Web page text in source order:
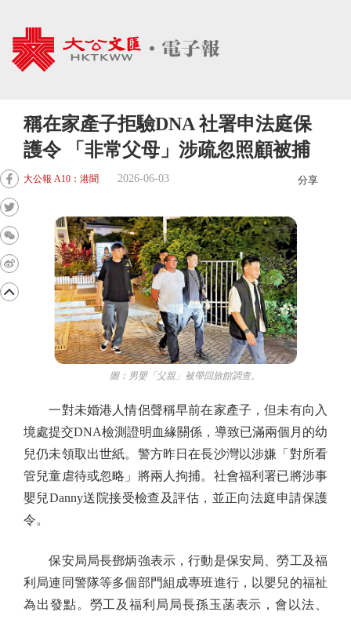
稱在家產子拒驗DNA 社署申法庭保
護令 「非常父母」涉疏忽照顧被捕
大公報 A10：港聞 2026-06-03 分享
圖：男嬰「父親」被帶回旅館調查。
一對未婚港人情侶聲稱早前在家產子，但未有向入
境處提交DNA檢測證明血緣關係，導致已滿兩個月的幼
兒仍未領取出世紙。警方昨日在長沙灣以涉嫌「對所看
管兒童虐待或忽略」將兩人拘捕。社會福利署已將涉事
嬰兒Danny送院接受檢查及評估，並正向法庭申請保護
令。
保安局局長鄧炳強表示，行動是保安局、勞工及福
利局連同警隊等多個部門組成專班進行，以嬰兒的福祉
為出發點。勞工及福利局局長孫玉菡表示，會以法、